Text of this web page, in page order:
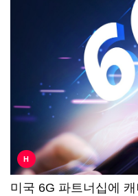
H
미국 6G 파트너십에 캐